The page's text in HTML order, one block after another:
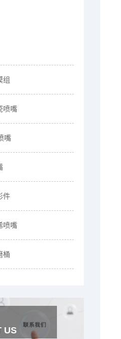
组
喷嘴
嘴
件
喷嘴
桶
US